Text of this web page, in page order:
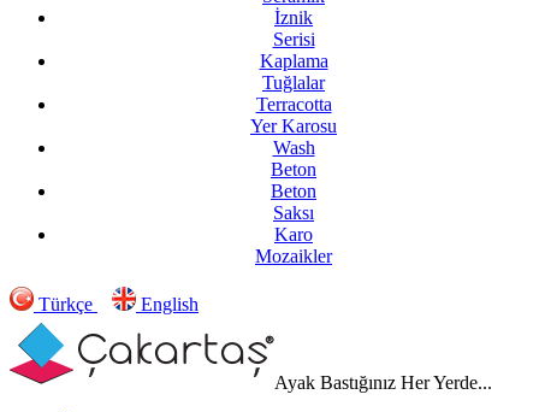
İznik
Serisi
Kaplama
Tuğlalar
Terracotta
Yer Karosu
Wash
Beton
Beton
Saksı
Karo
Mozaikler
Türkçe English
Ayak Bastığınız Her Yerde...